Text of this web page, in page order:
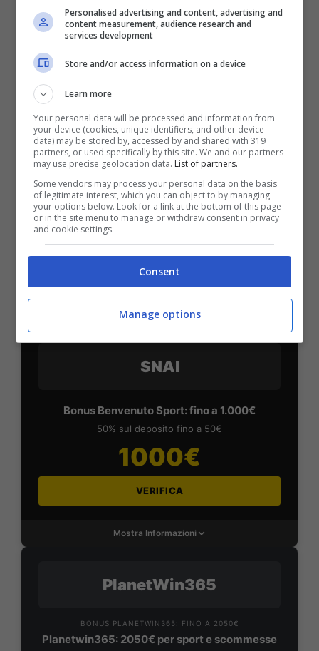
VERIFICA
Mostra Informazioni
BONUS BENVENUTO LOTTOMATICA: 2050€
Fino a 2050€ bonus scommesse e sport
Per i nuovi utenti della piattaforma: 100% fino a 50€ in
Bonus Scommesse + 100% fino a 2000€ in Bonus
Sport
2050€
VERIFICA
Mostra Informazioni
SNAI
Bonus Benvenuto Sport: fino a 1.000€
50% sul deposito fino a 50€
1000€
VERIFICA
Mostra Informazioni
PlanetWin365
BONUS PLANETWIN365: FINO A 2050€
Planetwin365: 2050€ per sport e scommesse
Personalised advertising and content, advertising and
content measurement, audience research and
services development
Store and/or access information on a device
Learn more
Your personal data will be processed and information from
your device (cookies, unique identifiers, and other device
data) may be stored by, accessed by and shared with 319
partners, or used specifically by this site. We and our partners
may use precise geolocation data. List of partners.
Some vendors may process your personal data on the basis
of legitimate interest, which you can object to by managing
your options below. Look for a link at the bottom of this page
or in the site menu to manage or withdraw consent in privacy
and cookie settings.
Consent
Manage options